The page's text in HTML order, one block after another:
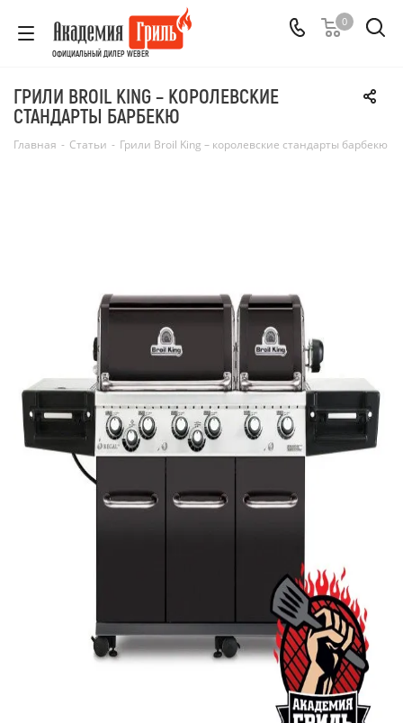
ОФИЦИАЛЬНЫЙ ДИЛЕР WEBER
0
ГРИЛИ BROIL KING – КОРОЛЕВСКИЕ
СТАНДАРТЫ БАРБЕКЮ
Главная - Статьи - Грили Broil King – королевские стандарты барбекю